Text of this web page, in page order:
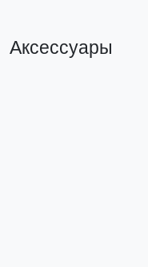
Аксессуары